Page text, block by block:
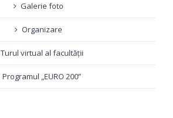
Galerie foto
Organizare
Turul virtual al facultății
Programul „EURO 200”